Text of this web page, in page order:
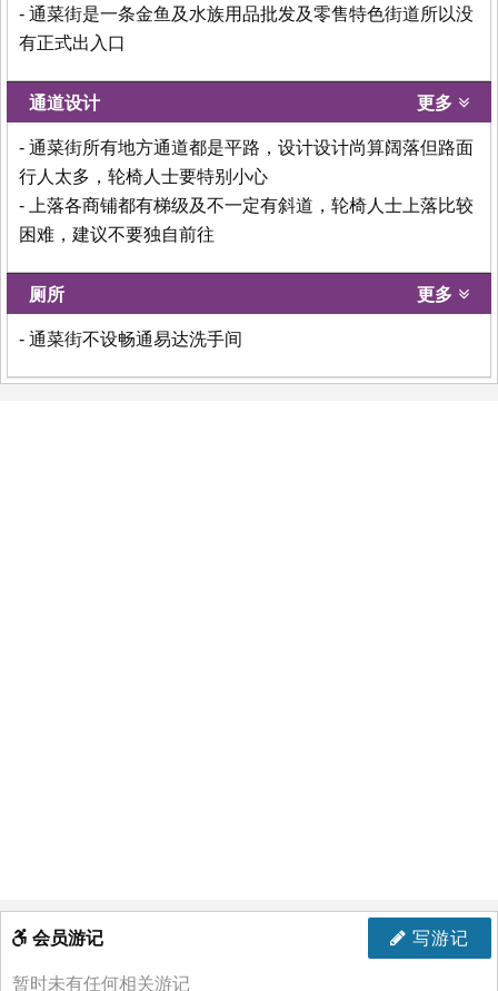
- 通菜街是一条金鱼及水族用品批发及零售特色街道所以没
有正式出入口
通道设计 更多
- 通菜街所有地方通道都是平路，设计设计尚算阔落但路面
行人太多，轮椅人士要特别小心
- 上落各商铺都有梯级及不一定有斜道，轮椅人士上落比较
困难，建议不要独自前往
厕所 更多
- 通菜街不设畅通易达洗手间
写游记
会员游记
暂时未有任何相关游记